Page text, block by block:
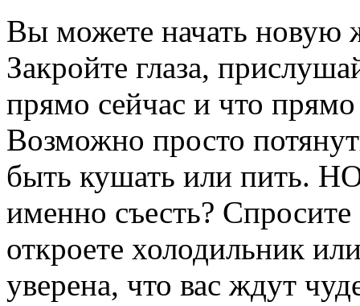
Вы можете начать новую
Закройте глаза,
прямо сейчас и что
Возможно просто
быть кушать или пить.
именно съесть? Спросите
откроете холодильник
уверена, что вас ждут